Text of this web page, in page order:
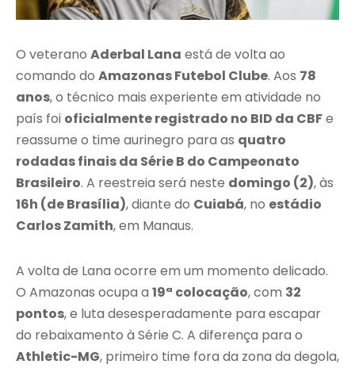
O veterano Aderbal Lana está de volta ao
comando do Amazonas Futebol Clube. Aos 78
anos, o técnico mais experiente em atividade no
país foi oficialmente registrado no BID da CBFe
reassume o time aurinegro para as quatro
rodadas finais da Série B do Campeonato
Brasileiro. A reestreia será neste domingo (2), às
16h (de Brasília), diante do Cuiabá, no estádio
Carlos Zamith, em Manaus.
A volta de Lana ocorre em um momento delicado.
O Amazonas ocupa a 19ª colocação, com 32
pontos, e luta desesperadamente para escapar
do rebaixamento à Série C. A diferença para o
Athletic-MG, primeiro time fora da zona da degola,